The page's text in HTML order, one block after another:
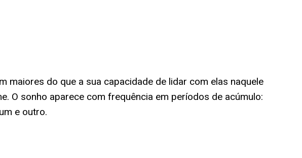
do que a sua capacidade de lidar com elas naquele
O sonho aparece com frequência em períodos de acúmulo:
e outro.